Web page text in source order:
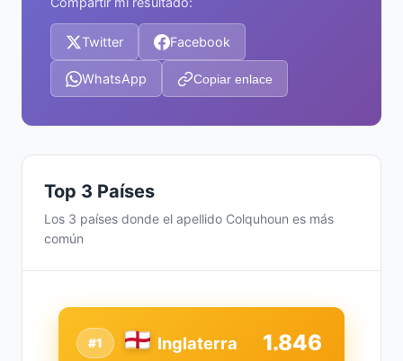
Twitter Facebook
WhatsApp Copiar enlace
Top 3 Países
Los 3 países donde el apellido Colquhoun es más
común
#1 Inglaterra 1.846